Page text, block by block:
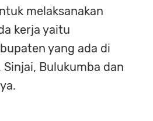
melaksanakan
kerja yaitu
yang ada di
Bulukumba dan